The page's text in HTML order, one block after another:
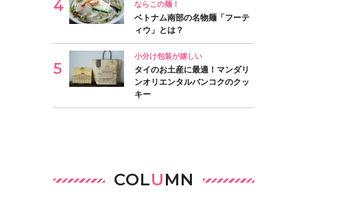
ならこの麺！
ベトナム南部の名物麺「フーテ
ィウ」とは？
小分け包装が嬉しい
タイのお土産に最適！マンダリ
ンオリエンタルバンコクのクッ
キー
COLUMN